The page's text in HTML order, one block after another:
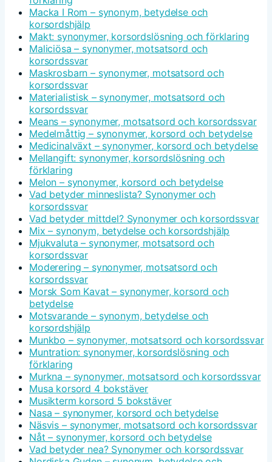
Macka I Rom – synonym, betydelse och
korsordshjälp
Makt: synonymer, korsordslösning och förklaring
Maliciösa – synonymer, motsatsord och
korsordssvar
Maskrosbarn – synonymer, motsatsord och
korsordssvar
Materialistisk – synonymer, motsatsord och
korsordssvar
Means – synonymer, motsatsord och korsordssvar
Medelmåttig – synonymer, korsord och betydelse
Medicinalväxt – synonymer, korsord och betydelse
Mellangift: synonymer, korsordslösning och
förklaring
Melon – synonymer, korsord och betydelse
Vad betyder minneslista? Synonymer och
korsordssvar
Vad betyder mittdel? Synonymer och korsordssvar
Mix – synonym, betydelse och korsordshjälp
Mjukvaluta – synonymer, motsatsord och
korsordssvar
Moderering – synonymer, motsatsord och
korsordssvar
Morsk Som Kavat – synonymer, korsord och
betydelse
Motsvarande – synonym, betydelse och
korsordshjälp
Munkbo – synonymer, motsatsord och korsordssvar
Muntration: synonymer, korsordslösning och
förklaring
Murkna – synonymer, motsatsord och korsordssvar
Musa korsord 4 bokstäver
Musikterm korsord 5 bokstäver
Nasa – synonymer, korsord och betydelse
Näsvis – synonymer, motsatsord och korsordssvar
Nåt – synonymer, korsord och betydelse
Vad betyder nea? Synonymer och korsordssvar